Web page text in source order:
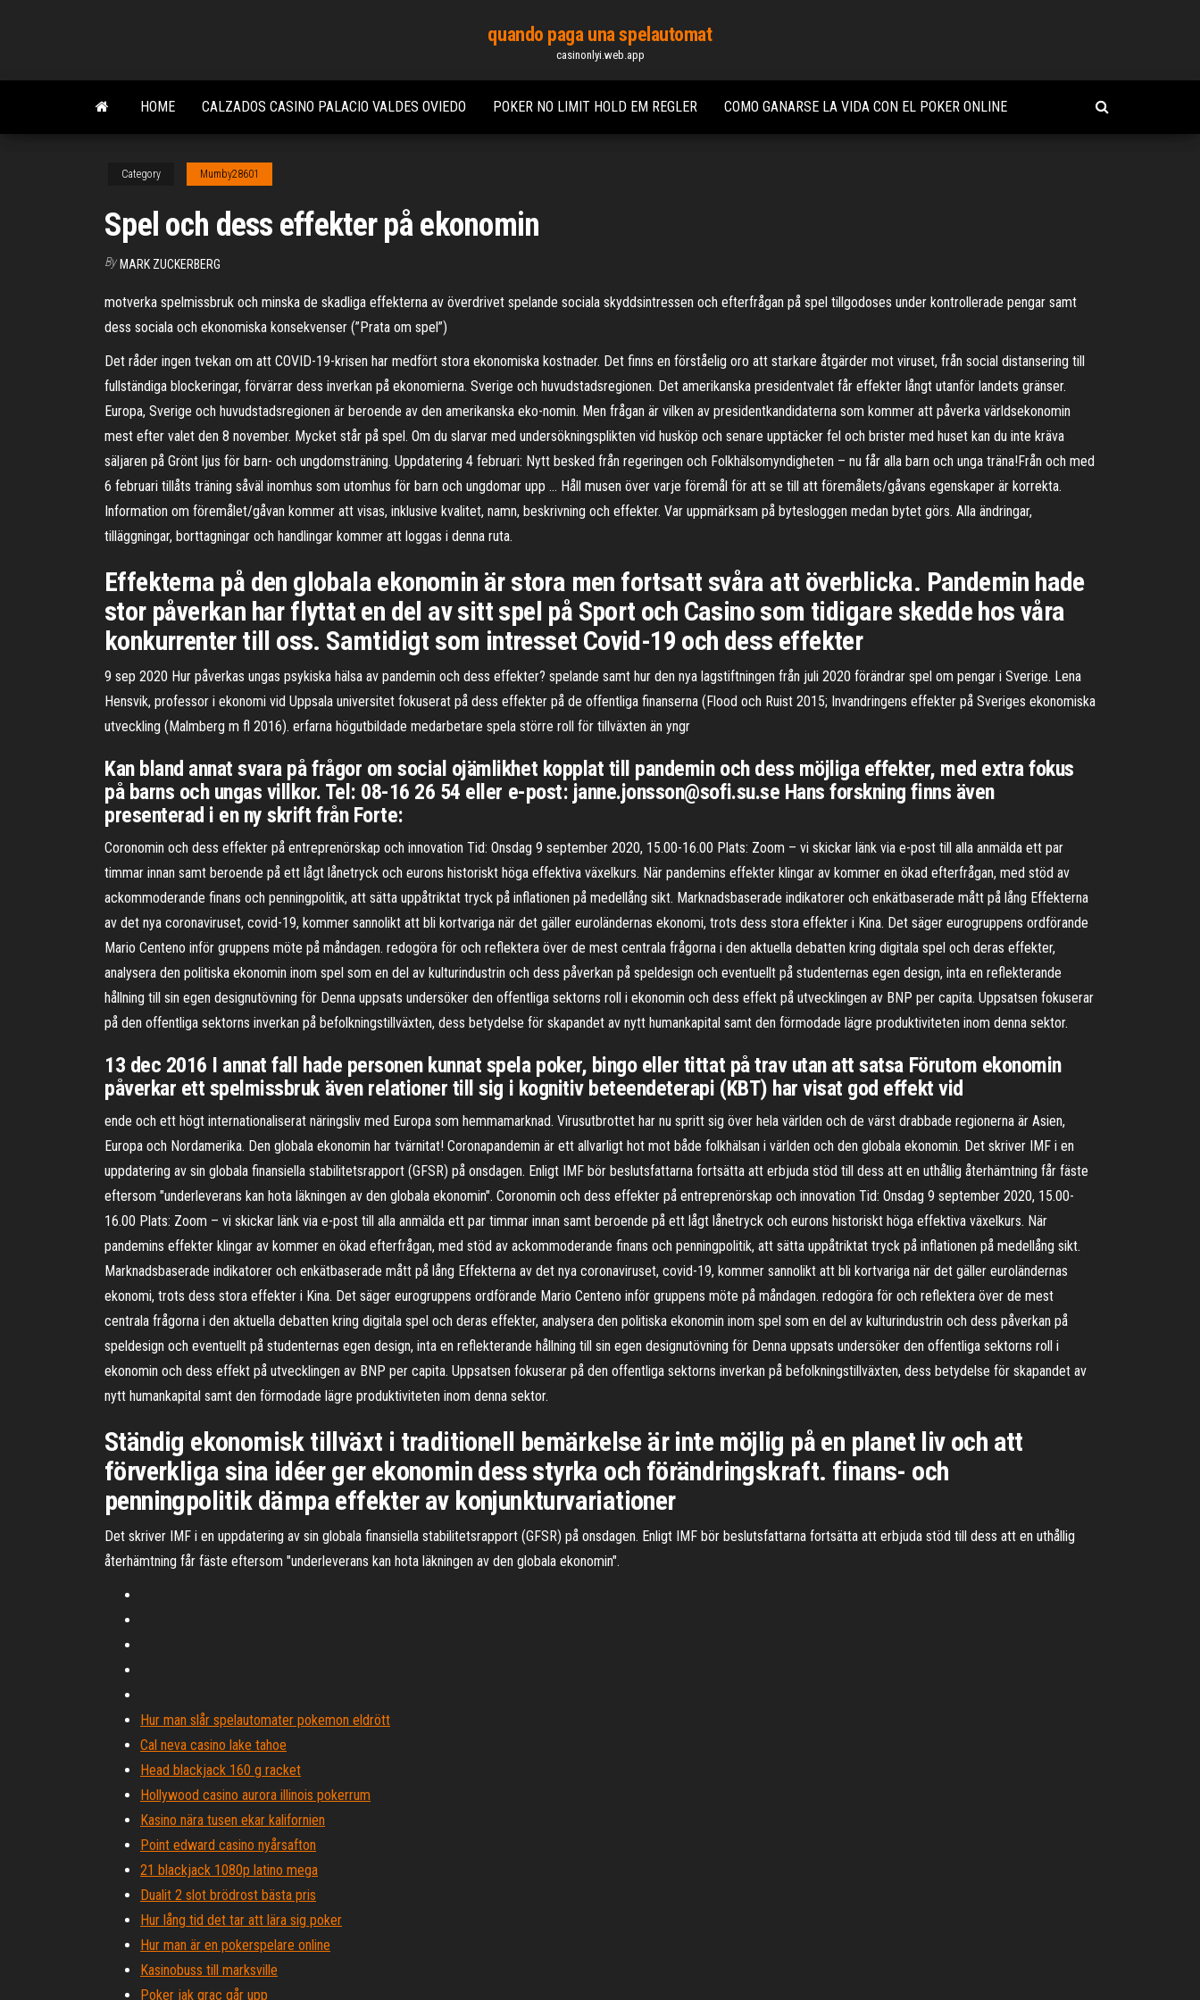
content
quando paga una spelautomat
casinonlyi.web.app
HOME CALZADOS CASINO PALACIO VALDES OVIEDO POKER NO LIMIT HOLD EM REGLER COMO GANARSE LA VIDA CON EL POKER ONLINE
Category Mumby28601
Spel och dess effekter på ekonomin
By MARK ZUCKERBERG
motverka spelmissbruk och minska de skadliga effekterna av överdrivet spelande sociala skyddsintressen och efterfrågan på spel tillgodoses under kontrollerade pengar samt
dess sociala och ekonomiska konsekvenser (”Prata om spel”)
Det råder ingen tvekan om att COVID-19-krisen har medfört stora ekonomiska kostnader. Det finns en förståelig oro att starkare åtgärder mot viruset, från social distansering till
fullständiga blockeringar, förvärrar dess inverkan på ekonomierna. Sverige och huvudstadsregionen. Det amerikanska presidentvalet får effekter långt utanför landets gränser.
Europa, Sverige och huvudstadsregionen är beroende av den amerikanska eko-nomin. Men frågan är vilken av presidentkandidaterna som kommer att påverka världsekonomin
mest efter valet den 8 november. Mycket står på spel. Om du slarvar med undersökningsplikten vid husköp och senare upptäcker fel och brister med huset kan du inte kräva
säljaren på Grönt ljus för barn- och ungdomsträning. Uppdatering 4 februari: Nytt besked från regeringen och Folkhälsomyndigheten – nu får alla barn och unga träna!Från och med
6 februari tillåts träning såväl inomhus som utomhus för barn och ungdomar upp … Håll musen över varje föremål för att se till att föremålets/gåvans egenskaper är korrekta.
Information om föremålet/gåvan kommer att visas, inklusive kvalitet, namn, beskrivning och effekter. Var uppmärksam på bytesloggen medan bytet görs. Alla ändringar,
tilläggningar, borttagningar och handlingar kommer att loggas i denna ruta.
Effekterna på den globala ekonomin är stora men fortsatt svåra att överblicka. Pandemin hade
stor påverkan har flyttat en del av sitt spel på Sport och Casino som tidigare skedde hos våra
konkurrenter till oss. Samtidigt som intresset Covid-19 och dess effekter
9 sep 2020 Hur påverkas ungas psykiska hälsa av pandemin och dess effekter? spelande samt hur den nya lagstiftningen från juli 2020 förändrar spel om pengar i Sverige. Lena
Hensvik, professor i ekonomi vid Uppsala universitet fokuserat på dess effekter på de offentliga finanserna (Flood och Ruist 2015; Invandringens effekter på Sveriges ekonomiska
utveckling (Malmberg m fl 2016). erfarna högutbildade medarbetare spela större roll för tillväxten än yngr
Kan bland annat svara på frågor om social ojämlikhet kopplat till pandemin och dess möjliga effekter, med extra fokus
på barns och ungas villkor. Tel: 08-16 26 54 eller e-post: janne.jonsson@sofi.su.se Hans forskning finns även
presenterad i en ny skrift från Forte:
Coronomin och dess effekter på entreprenörskap och innovation Tid: Onsdag 9 september 2020, 15.00-16.00 Plats: Zoom – vi skickar länk via e-post till alla anmälda ett par
timmar innan samt beroende på ett lågt lånetryck och eurons historiskt höga effektiva växelkurs. När pandemins effekter klingar av kommer en ökad efterfrågan, med stöd av
ackommoderande finans­ och penningpolitik, att sätta uppåtriktat tryck på inflationen på medellång sikt. Marknadsbaserade indikatorer och enkätbaserade mått på lång­ Effekterna
av det nya coronaviruset, covid-19, kommer sannolikt att bli kortvariga när det gäller euroländernas ekonomi, trots dess stora effekter i Kina. Det säger eurogruppens ordförande
Mario Centeno inför gruppens möte på måndagen. redogöra för och reflektera över de mest centrala frågorna i den aktuella debatten kring digitala spel och deras effekter,
analysera den politiska ekonomin inom spel som en del av kulturindustrin och dess påverkan på speldesign och eventuellt på studenternas egen design, inta en reflekterande
hållning till sin egen designutövning för Denna uppsats undersöker den offentliga sektorns roll i ekonomin och dess effekt på utvecklingen av BNP per capita. Uppsatsen fokuserar
på den offentliga sektorns inverkan på befolkningstillväxten, dess betydelse för skapandet av nytt humankapital samt den förmodade lägre produktiviteten inom denna sektor.
13 dec 2016 I annat fall hade personen kunnat spela poker, bingo eller tittat på trav utan att satsa Förutom ekonomin
påverkar ett spelmissbruk även relationer till sig i kognitiv beteendeterapi (KBT) har visat god effekt vid
ende och ett högt internationaliserat näringsliv med Europa som hemmamarknad. Virusutbrottet har nu spritt sig över hela världen och de värst drabbade regionerna är Asien,
Europa och Nordamerika. Den globala ekonomin har tvärnitat! Coronapandemin är ett allvarligt hot mot både folkhälsan i världen och den globala ekonomin. Det skriver IMF i en
uppdatering av sin globala finansiella stabilitetsrapport (GFSR) på onsdagen. Enligt IMF bör beslutsfattarna fortsätta att erbjuda stöd till dess att en uthållig återhämtning får fäste
eftersom "underleverans kan hota läkningen av den globala ekonomin". Coronomin och dess effekter på entreprenörskap och innovation Tid: Onsdag 9 september 2020, 15.00-
16.00 Plats: Zoom – vi skickar länk via e-post till alla anmälda ett par timmar innan samt beroende på ett lågt lånetryck och eurons historiskt höga effektiva växelkurs. När
pandemins effekter klingar av kommer en ökad efterfrågan, med stöd av ackommoderande finans­ och penningpolitik, att sätta uppåtriktat tryck på inflationen på medellång sikt.
Marknadsbaserade indikatorer och enkätbaserade mått på lång­ Effekterna av det nya coronaviruset, covid-19, kommer sannolikt att bli kortvariga när det gäller euroländernas
ekonomi, trots dess stora effekter i Kina. Det säger eurogruppens ordförande Mario Centeno inför gruppens möte på måndagen. redogöra för och reflektera över de mest
centrala frågorna i den aktuella debatten kring digitala spel och deras effekter, analysera den politiska ekonomin inom spel som en del av kulturindustrin och dess påverkan på
speldesign och eventuellt på studenternas egen design, inta en reflekterande hållning till sin egen designutövning för Denna uppsats undersöker den offentliga sektorns roll i
ekonomin och dess effekt på utvecklingen av BNP per capita. Uppsatsen fokuserar på den offentliga sektorns inverkan på befolkningstillväxten, dess betydelse för skapandet av
nytt humankapital samt den förmodade lägre produktiviteten inom denna sektor.
Ständig ekonomisk tillväxt i traditionell bemärkelse är inte möjlig på en planet liv och att
förverkliga sina idéer ger ekonomin dess styrka och förändringskraft. finans- och
penningpolitik dämpa effekter av konjunkturvariationer
Det skriver IMF i en uppdatering av sin globala finansiella stabilitetsrapport (GFSR) på onsdagen. Enligt IMF bör beslutsfattarna fortsätta att erbjuda stöd till dess att en uthållig
återhämtning får fäste eftersom "underleverans kan hota läkningen av den globala ekonomin".
Hur man slår spelautomater pokemon eldrött
Cal neva casino lake tahoe
Head blackjack 160 g racket
Hollywood casino aurora illinois pokerrum
Kasino nära tusen ekar kalifornien
Point edward casino nyårsafton
21 blackjack 1080p latino mega
Dualit 2 slot brödrost bästa pris
Hur lång tid det tar att lära sig poker
Hur man är en pokerspelare online
Kasinobuss till marksville
Poker jak grac går upp